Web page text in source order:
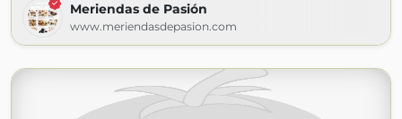
Meriendas de Pasión
www.meriendasdepasion.com